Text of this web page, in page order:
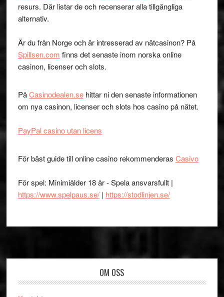
resurs. Där listar de och recenserar alla tillgängliga
alternativ.
Är du från Norge och är intresserad av nätcasinon? På
Spillsen.com finns det senaste inom norska online
casinon, licenser och slots.
PåCasinodealen.sehittar ni den senaste informationen
om nya casinon, licenser och slots hos casino på nätet.
PayPal casino utan licens
För bäst guide till online casino rekommenderas Casivo
För spel: Minimiålder 18 år - Spela ansvarsfullt |
https://www.spelpaus.se/| https://stodlinjen.se/
OM OSS